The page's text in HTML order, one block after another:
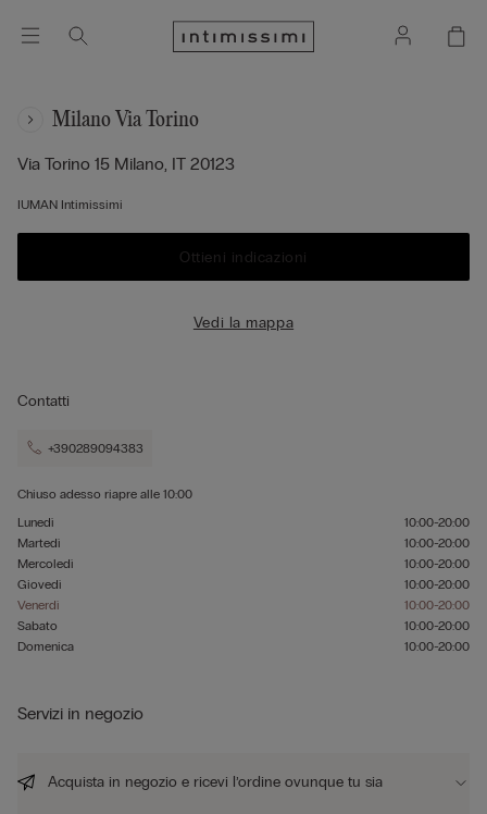
Milano Via Torino
Via Torino 15 Milano, IT 20123
IUMAN Intimissimi
Ottieni indicazioni
Vedi la mappa
Contatti
+390289094383
Chiuso adesso riapre alle 10:00
Lunedì
10:00-20:00
Martedì
10:00-20:00
Mercoledì
10:00-20:00
Giovedì
10:00-20:00
Venerdì
10:00-20:00
Sabato
10:00-20:00
Domenica
10:00-20:00
Servizi in negozio
Acquista in negozio e ricevi l’ordine ovunque tu sia